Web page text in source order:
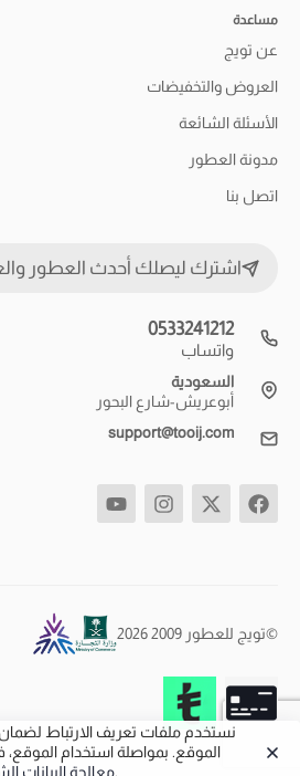
مساعدة
عن تويج
العروض والتخفيضات
الأسئلة الشائعة
مدونة العطور
اتصل بنا
اشترك ليصلك أحدث العطور
0533241212
واتساب
السعودية
أبوعريش-شارع البحور
support@tooij.com
©تويج للعطور 2009 2026
نستخدم ملفات تعريف الارتباط
الموقع. بمواصلة استخدام
معالجة البيانات.